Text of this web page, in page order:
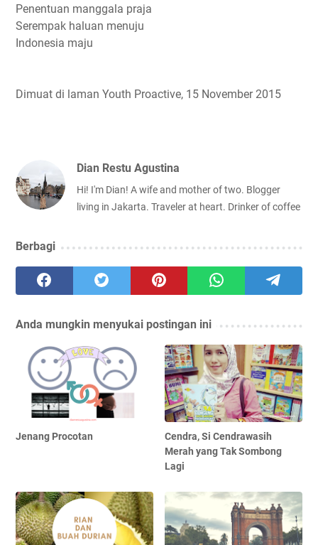
Penentuan manggala praja
Serempak haluan menuju
Indonesia maju
Dimuat di laman Youth Proactive, 15 November 2015
Dian Restu Agustina
Hi! I'm Dian! A wife and mother of two. Blogger
living in Jakarta. Traveler at heart. Drinker of coffee
Berbagi
Anda mungkin menyukai postingan ini
Jenang Procotan
Cendra, Si Cendrawasih
Merah yang Tak Sombong
Lagi